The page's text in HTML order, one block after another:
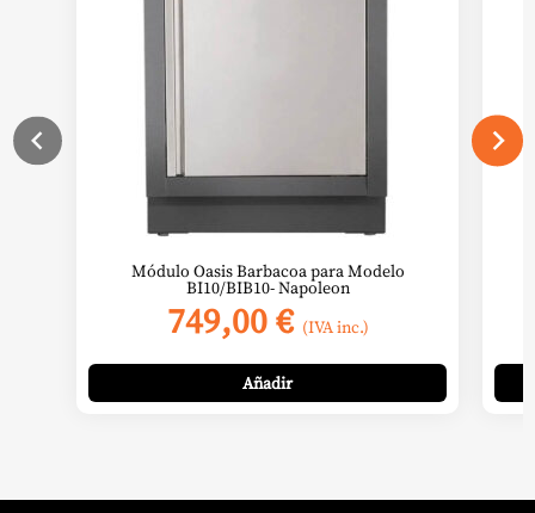
Módulo Oasis Barbacoa para Modelo
BI10/BIB10- Napoleon
749,00€ (IVA inc.)
Añadir